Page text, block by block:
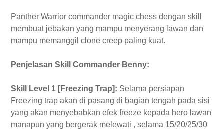
Panther Warrior commander magic chess dengan skill
membuat jebakan yang mampu menyerang lawan dan
mampu memanggil clone creep paling kuat.
Penjelasan Skill Commander Benny:
Skill Level 1 [Freezing Trap]: Selama persiapan
Freezing trap akan di pasang di bagian tengah pada sisi
yang akan menyebabkan efek freeze kepada hero lawan
manapun yang bergerak melewati , selama 15/20/25/30